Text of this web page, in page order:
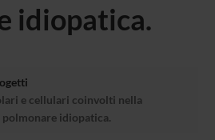
idiopatica.
e cellulari coinvolti nella
idiopatica.